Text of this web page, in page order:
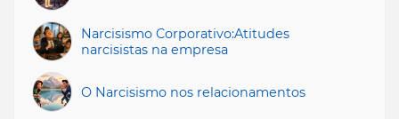
Narcisismo Corporativo:Atitudes
narcisistas na empresa
O Narcisismo nos relacionamentos